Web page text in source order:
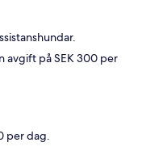
avgift på SEK 300 per
per dag.